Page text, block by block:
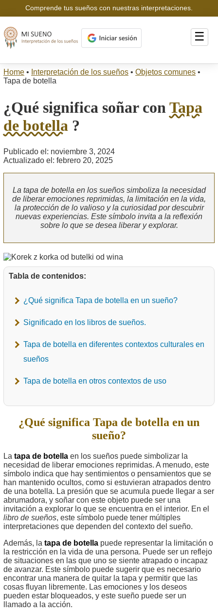
Comprende tus sueños con nuestras interpretaciones.
☰
Home • Interpretación de los sueños • Objetos comunes •
Tapa de botella
¿Qué significa soñar con Tapa
de botella ?
Publicado el: noviembre 3, 2024
Actualizado el: febrero 20, 2025
La tapa de botella en los sueños simboliza la necesidad
de liberar emociones reprimidas, la limitación en la vida,
la protección de lo valioso y la curiosidad por descubrir
nuevas experiencias. Este símbolo invita a la reflexión
sobre lo que se desea liberar y explorar.
Tabla de contenidos:
¿Qué significa Tapa de botella en un sueño?
Significado en los libros de sueños.
Tapa de botella en diferentes contextos culturales en
sueños
Tapa de botella en otros contextos de uso
¿Qué significa Tapa de botella en un
sueño?
La tapa de botella en los sueños puede simbolizar la
necesidad de liberar emociones reprimidas. A menudo, este
símbolo indica que hay sentimientos o pensamientos que se
han mantenido ocultos, como si estuvieran atrapados dentro
de una botella. La presión que se acumula puede llegar a ser
abrumadora, y soñar con este objeto puede ser una
invitación a explorar lo que se encuentra en el interior. En el
libro de sueños, este símbolo puede tener múltiples
interpretaciones que dependen del contexto del sueño.
Además, la tapa de botella puede representar la limitación o
la restricción en la vida de una persona. Puede ser un reflejo
de situaciones en las que uno se siente atrapado o incapaz
de avanzar. Este símbolo puede sugerir que es necesario
encontrar una manera de quitar la tapa y permitir que las
cosas fluyan libremente. Las emociones y los deseos
pueden estar bloqueados, y este sueño puede ser un
llamado a la acción.